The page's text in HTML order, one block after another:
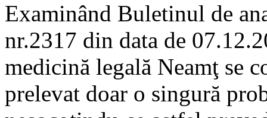
Examinând Buletinul de
nr.2317 din data de
medicină legală Neamţ se
prelevat doar o singură